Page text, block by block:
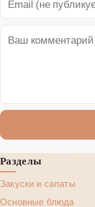
Разделы
Закуски и салаты
Основные блюда